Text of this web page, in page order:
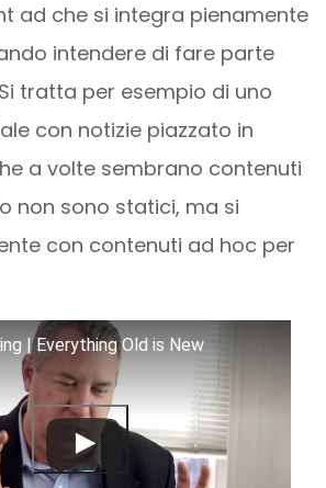
ad che si integra pienamente
intendere di fare parte
tratta per esempio di uno
con notizie piazzato in
a volte sembrano contenuti
non sono statici, ma si
con contenuti ad hoc per
| Everything Old is New